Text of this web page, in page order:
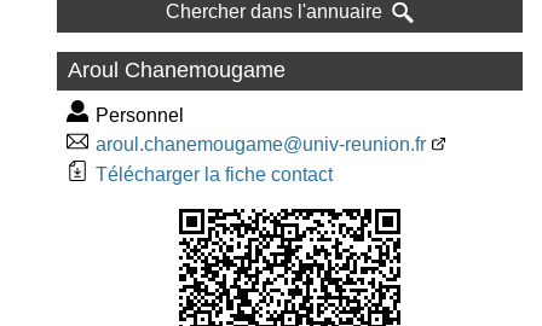
Chercher dans l'annuaire
Aroul Chanemougame
Personnel
aroul.chanemougame@univ-reunion.fr
Télécharger la fiche contact